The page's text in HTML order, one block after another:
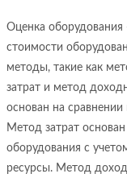
Оценка
стоимости
методы, такие как
затрат и метод
основан на
Метод затрат
оборудования с
ресурсы. Метод